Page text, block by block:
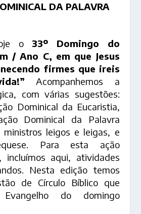
DA PALAVRA
o 33º Domingo do
/ Ano C, em que Jesus
firmes que ireis
Acompanhemos a
com várias sugestões:
Dominical da Eucaristia,
Dominical da Palavra
ministros leigos e leigas, e
Para esta ação
incluímos aqui, atividades
Nesta edição temos
de Círculo Bíblico que
do domingo